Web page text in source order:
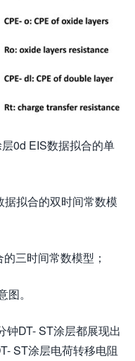
0d EIS数据拟合的单
拟合的双时间常数模
三时间常数模型；
。
DT- ST涂层都展现出
ST涂层电荷转移电阻